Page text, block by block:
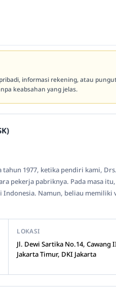
informasi rekening, atau
keabsahan yang jelas.
1977, ketika pendiri kami,
pekerja pabriknya. Pada masa
Namun, beliau memiliki
LOKASI
Jl. Dewi Sartika No.14, Cawang
Jakarta Timur, DKI Jakarta